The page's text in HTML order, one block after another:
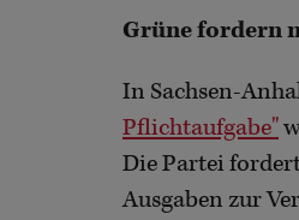
Grüne fordern
In Sachsen-
Pflichtaufgabe"
Die Partei
Ausgaben zur